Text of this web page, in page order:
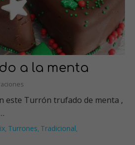
a la menta
este Turrón trufado de menta ,
, Turrones, Tradicional,